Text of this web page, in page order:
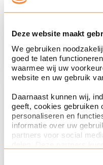
Deze website maakt
We gebruiken
goed te laten
waarmee wij uw
website en uw gebruik
Daarnaast kunnen wij,
geeft, cookies gebruiken
personaliseren en
informatie over uw
partners voor social
Willem